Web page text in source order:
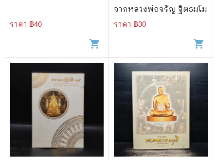
ราคา ฿40
shopping_cart
จากหลวงพ่อจรัญ ฐิตธมโม
ราคา ฿30
shopping_cart